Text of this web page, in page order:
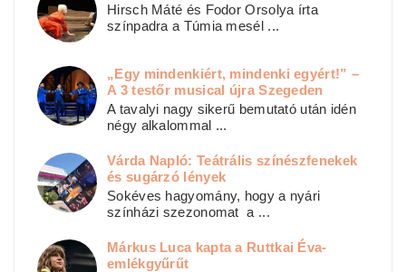
Hirsch Máté és Fodor Orsolya írta
színpadra a Túmia mesél ...
„Egy mindenkiért, mindenki egyért!” –
A 3 testőr musical újra Szegeden
A tavalyi nagy sikerű bemutató után idén
négy alkalommal ...
Várda Napló: Teátrális színészfenekek
és sugárzó lények
Sokéves hagyomány, hogy a nyári
színházi szezonomat a ...
Márkus Luca kapta a Ruttkai Éva-
emlékgyűrűt